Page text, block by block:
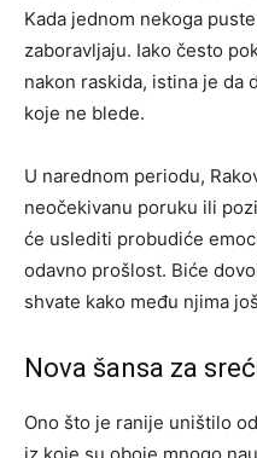
Kada jednom nekoga
zaboravljaju. Iako često
nakon raskida, istina je da
koje ne blede.
U narednom periodu,
neočekivanu poruku ili
će uslediti probudiće
odavno prošlost. Biće
shvate kako među njima
Nova šansa za
Ono što je ranije uništilo